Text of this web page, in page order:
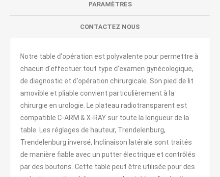
PARAMÈTRES
CONTACTEZ NOUS
Notre table d'opération est polyvalente pour permettre à
chacun d'effectuer tout type d'examen gynécologique,
de diagnostic et d'opération chirurgicale. Son pied de lit
amovible et pliable convient particulièrement à la
chirurgie en urologie. Le plateau radiotransparent est
compatible C-ARM & X-RAY sur toute la longueur de la
table. Les réglages de hauteur, Trendelenburg,
Trendelenburg inversé, Inclinaison latérale sont traités
de manière fiable avec un putter électrique et contrôlés
par des boutons. Cette table peut être utilisée pour des